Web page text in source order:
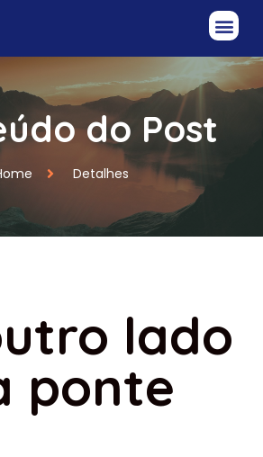
do Post
Detalhes
lado
ponte